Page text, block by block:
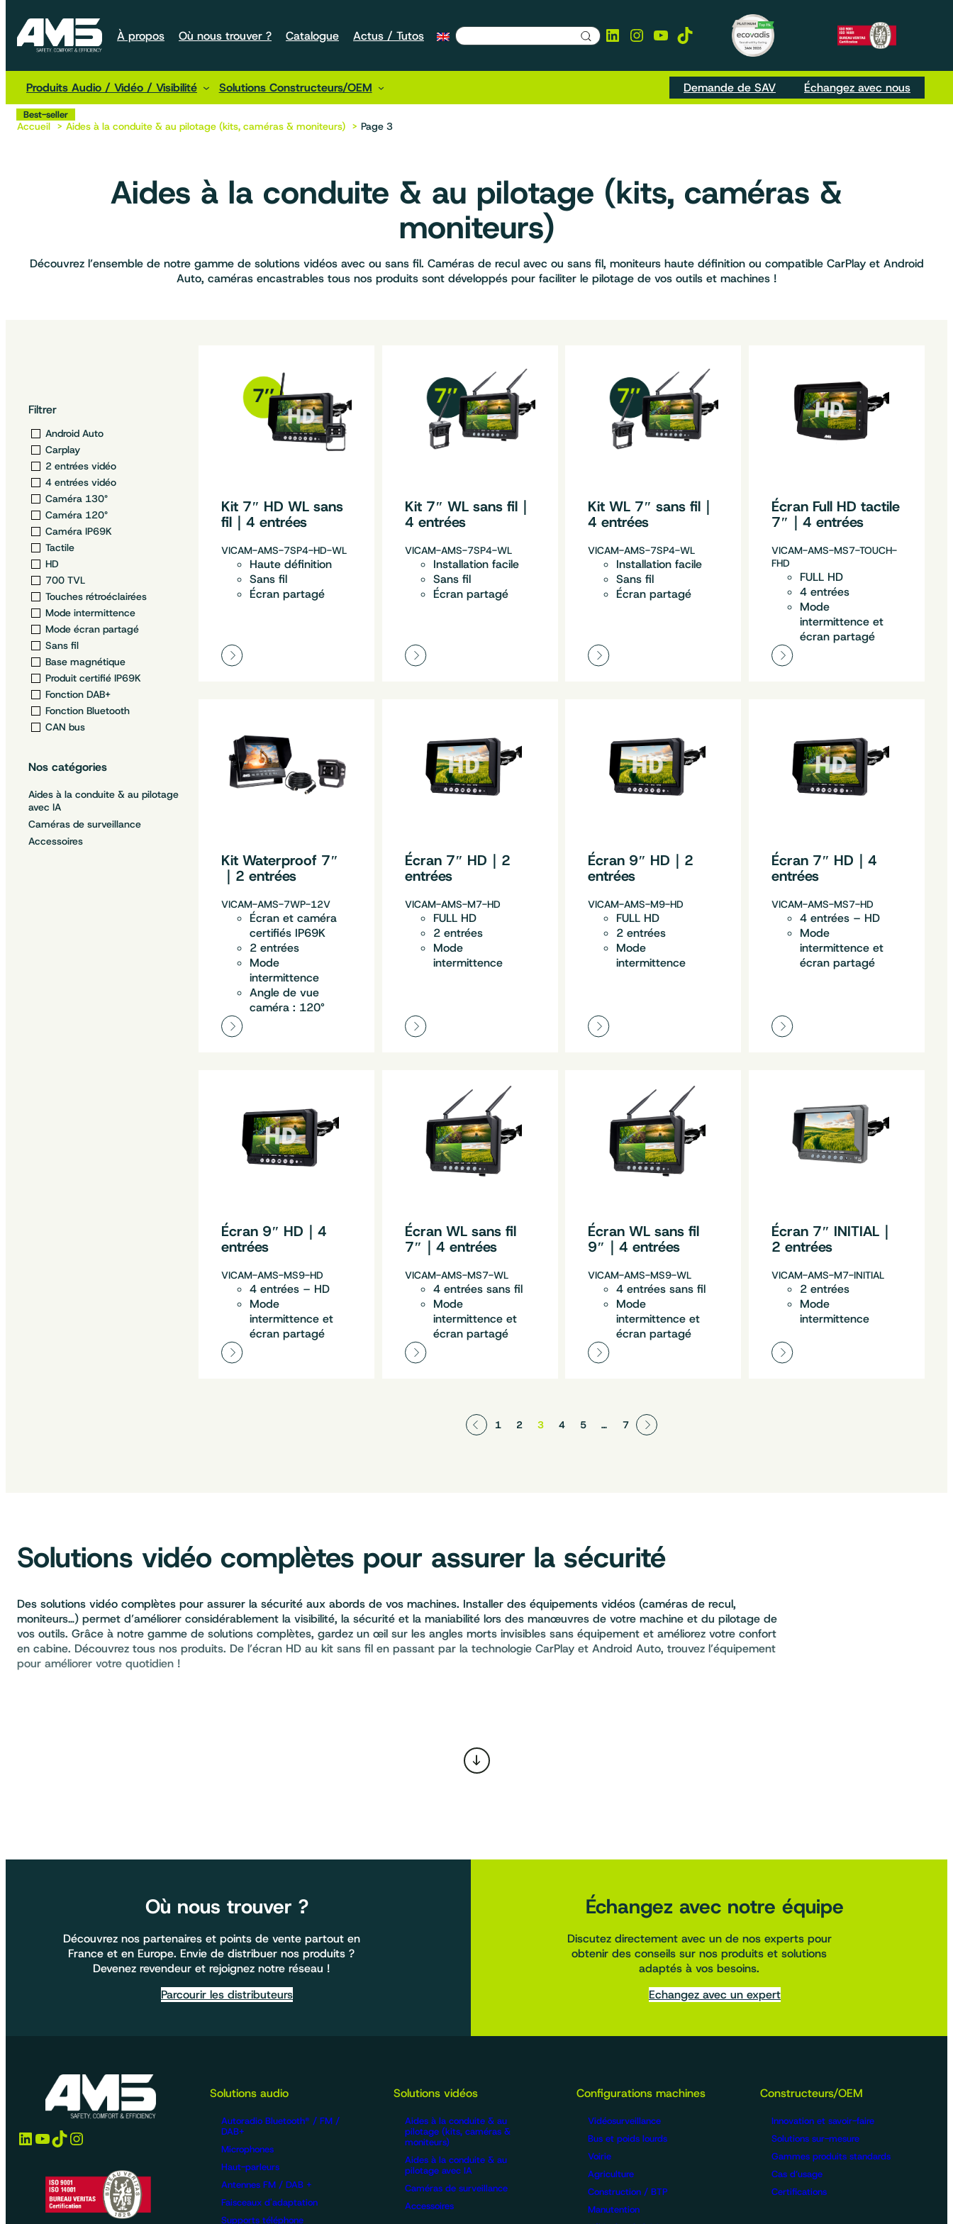
À propos Où nous trouver ? Catalogue Actus / Tutos LinkedIn
Instagram
YouTube
TikTok
Produits Audio / Vidéo / Visibilité Solutions Constructeurs/OEM Demande de SAV Échangez avec nous
Accueil Aides à la conduite & au pilotage (kits, caméras & moniteurs) Page 3
Aides à la conduite & au pilotage (kits, caméras &
moniteurs)
Découvrez l’ensemble de notre gamme de solutions vidéos avec ou sans fil. Caméras de recul avec ou sans fil, moniteurs haute définition ou compatible CarPlay et Android
Auto, caméras encastrables tous nos produits sont développés pour faciliter le pilotage de vos outils et machines !
Filtrer
Android Auto
Carplay
2 entrées vidéo
4 entrées vidéo
Caméra 130°
Caméra 120°
Caméra IP69K
Tactile
HD
700 TVL
Touches rétroéclairées
Mode intermittence
Mode écran partagé
Sans fil
Base magnétique
Produit certifié IP69K
Fonction DAB+
Fonction Bluetooth
CAN bus
Nos catégories
Aides à la conduite & au pilotage
avec IA
Caméras de surveillance
Accessoires
Kit 7″ HD WL sans
fil｜4 entrées
VICAM-AMS-7SP4-HD-WL
Haute définition
Sans fil
Écran partagé
Kit 7″ WL sans fil｜
4 entrées
VICAM-AMS-7SP4-WL
Installation facile
Sans fil
Écran partagé
Kit WL 7″ sans fil｜
4 entrées
VICAM-AMS-7SP4-WL
Installation facile
Sans fil
Écran partagé
Écran Full HD tactile
7″｜4 entrées
VICAM-AMS-MS7-TOUCH-
FHD
FULL HD
4 entrées
Mode
intermittence et
écran partagé
Kit Waterproof 7″
｜2 entrées
VICAM-AMS-7WP-12V
Écran et caméra
certifiés IP69K
2 entrées
Mode
intermittence
Angle de vue
caméra : 120°
Best-seller
Écran 7″ HD｜2
entrées
VICAM-AMS-M7-HD
FULL HD
2 entrées
Mode
intermittence
Best-seller
Écran 9″ HD｜2
entrées
VICAM-AMS-M9-HD
FULL HD
2 entrées
Mode
intermittence
Best-seller
Écran 7″ HD｜4
entrées
VICAM-AMS-MS7-HD
4 entrées – HD
Mode
intermittence et
écran partagé
Best-seller
Écran 9″ HD｜4
entrées
VICAM-AMS-MS9-HD
4 entrées – HD
Mode
intermittence et
écran partagé
Écran WL sans fil
7″｜4 entrées
VICAM-AMS-MS7-WL
4 entrées sans fil
Mode
intermittence et
écran partagé
Écran WL sans fil
9″｜4 entrées
VICAM-AMS-MS9-WL
4 entrées sans fil
Mode
intermittence et
écran partagé
Écran 7″ INITIAL｜
2 entrées
VICAM-AMS-M7-INITIAL
2 entrées
Mode
intermittence
1 2 3 4 5 … 7
Solutions vidéo complètes pour assurer la sécurité
Des solutions vidéo complètes pour assurer la sécurité aux abords de vos machines. Installer des équipements vidéos (caméras de recul,
moniteurs…) permet d’améliorer considérablement la visibilité, la sécurité et la maniabilité lors des manœuvres de votre machine et du pilotage de
vos outils. Grâce à notre gamme de solutions complètes, gardez un œil sur les angles morts invisibles sans équipement et améliorez votre confort
en cabine. Découvrez tous nos produits. De l’écran HD au kit sans fil en passant par la technologie CarPlay et Android Auto, trouvez l’équipement
pour améliorer votre quotidien !
Où nous trouver ?
Découvrez nos partenaires et points de vente partout en
France et en Europe. Envie de distribuer nos produits ?
Devenez revendeur et rejoignez notre réseau !
Parcourir les distributeurs
Échangez avec notre équipe
Discutez directement avec un de nos experts pour
obtenir des conseils sur nos produits et solutions
adaptés à vos besoins.
Echangez avec un expert
LinkedIn YouTube TikTok Instagram
Solutions audio
Autoradio Bluetooth® / FM /
DAB+
Microphones
Haut-parleurs
Antennes FM / DAB +
Faisceaux d'adaptation
Supports téléphone
Solutions vidéos
Aides à la conduite & au
pilotage (kits, caméras &
moniteurs)
Aides à la conduite & au
pilotage avec IA
Caméras de surveillance
Accessoires
Configurations machines
Vidéosurveillance
Bus et poids lourds
Voirie
Agriculture
Construction / BTP
Manutention
Constructeurs/OEM
Innovation et savoir-faire
Solutions sur-mesure
Gammes produits standards
Cas d’usage
Certifications